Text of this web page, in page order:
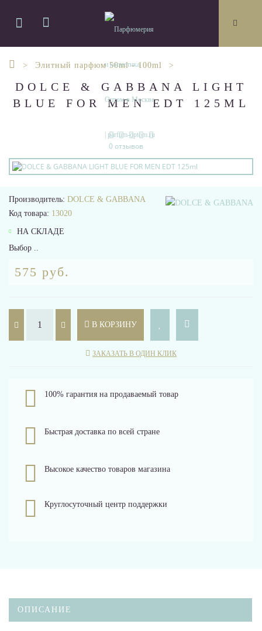
Элитный парфюм 50ml - 100ml
DOLCE & GABBANA LIGHT
BLUE FOR MEN EDT 125ML
0 отзывов
Производитель: DOLCE & GABBANA
Код товара: 13020
НА СКЛАДЕ
Выбор ..
575 руб.
В КОРЗИНУ
ЗАКАЗАТЬ В ОДИН КЛИК
100% гарантия на продаваемый товар
Быстрая доставка по всей стране
Высокое качество товаров магазина
Круглосуточный центр поддержки
ОПИСАНИЕ